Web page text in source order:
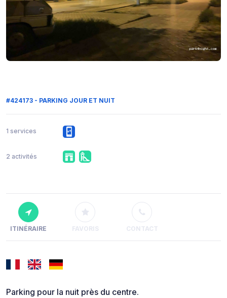
#424173 - PARKING JOUR ET NUIT
1 services
2 activités
ITINÉRAIRE FAVORIS CONTACT
Parking pour la nuit près du centre.